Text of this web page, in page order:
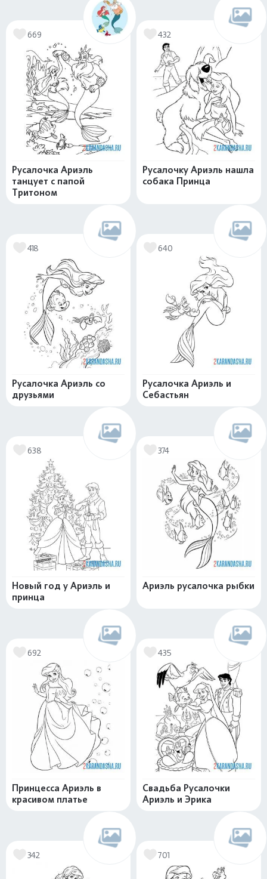
669
Русалочка Ариэль
танцует с папой
Тритоном
432
Русалочку Ариэль нашла
собака Принца
418
Русалочка Ариэль со
друзьями
640
Русалочка Ариэль и
Себастьян
638
Новый год у Ариэль и
принца
374
Ариэль русалочка рыбки
692
Принцесса Ариэль в
красивом платье
435
Свадьба Русалочки
Ариэль и Эрика
342 701